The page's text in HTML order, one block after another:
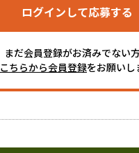
ログインして応募する
まだ会員登録がお済みでない
こちらから会員登録をお願いし